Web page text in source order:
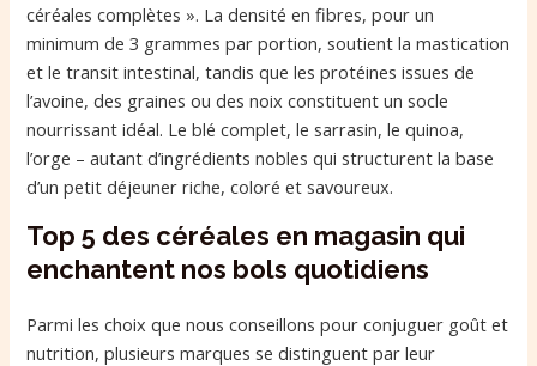
céréales complètes ». La densité en fibres, pour un
minimum de 3 grammes par portion, soutient la mastication
et le transit intestinal, tandis que les protéines issues de
l’avoine, des graines ou des noix constituent un socle
nourrissant idéal. Le blé complet, le sarrasin, le quinoa,
l’orge – autant d’ingrédients nobles qui structurent la base
d’un petit déjeuner riche, coloré et savoureux.
Top 5 des céréales en magasin qui
enchantent nos bols quotidiens
Parmi les choix que nous conseillons pour conjuguer goût et
nutrition, plusieurs marques se distinguent par leur